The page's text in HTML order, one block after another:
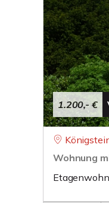
1.200,- €
Wohnung